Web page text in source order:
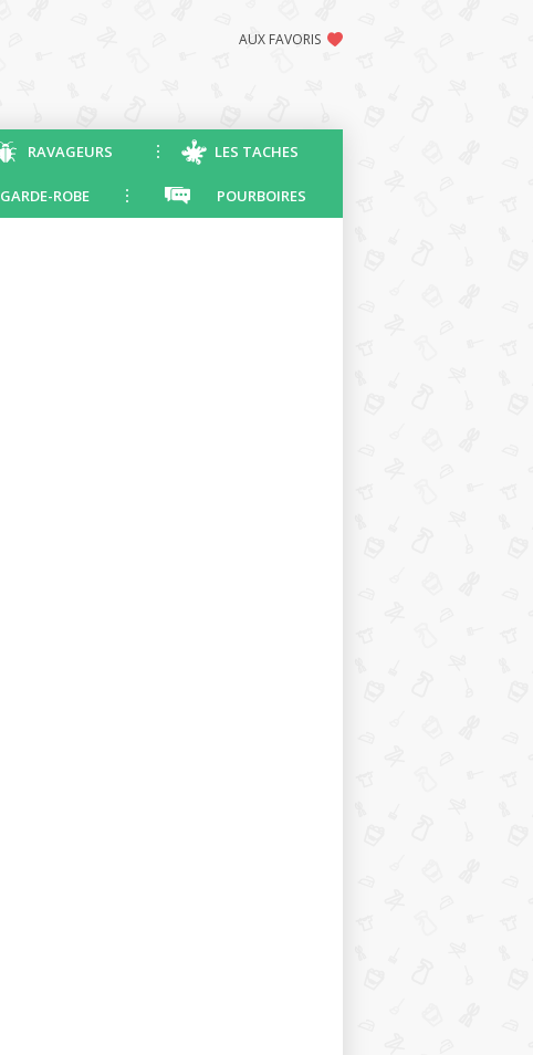
AUX FAVORIS
RAVAGEURS LES TACHES
GARDE-ROBE POURBOIRES